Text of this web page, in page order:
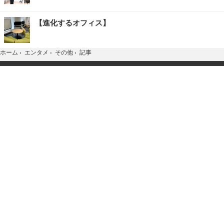
【進化するオフィス】
ホーム › エンタメ › その他 › 記事